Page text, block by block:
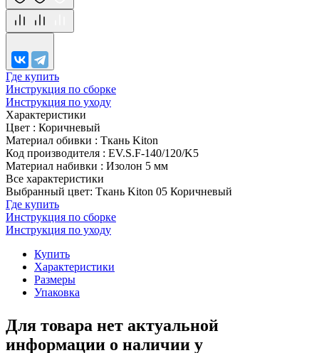
Где купить
Инструкция по сборке
Инструкция по уходу
Характеристики
Цвет : Коричневый
Материал обивки : Ткань Kiton
Код производителя : EV.S.F-140/120/K5
Материал набивки : Изолон 5 мм
Все характеристики
Выбранный цвет: Ткань Kiton 05 Коричневый
Где купить
Инструкция по сборке
Инструкция по уходу
Купить
Характеристики
Размеры
Упаковка
Для товара нет актуальной
информации о наличии у